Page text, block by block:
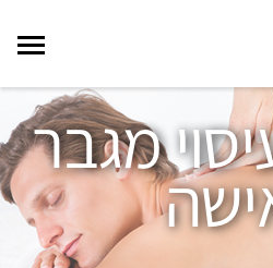
מגבר